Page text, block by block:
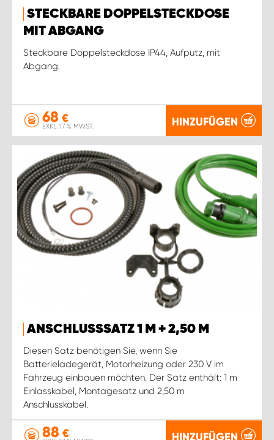
STECKBARE DOPPELSTECKDOSE
MIT ABGANG
Steckbare Doppelsteckdose IP44, Aufputz, mit
Abgang.
68 €
EXKL. 17 % MWST. HINZUFÜGEN
ANSCHLUSSSATZ 1 M + 2,50 M
Diesen Satz benötigen Sie, wenn Sie
Batterieladegerät, Motorheizung oder 230 V im
Fahrzeug einbauen möchten. Der Satz enthält: 1 m
Einlasskabel, Montagesatz und 2,50 m
Anschlusskabel.
88 € HINZUFÜGEN